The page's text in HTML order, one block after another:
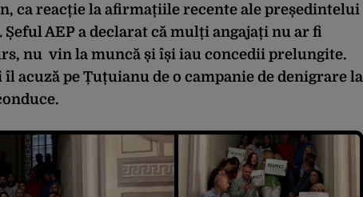
ca reacție la afirmațiile recente ale președintelui
AEP a declarat că mulți angajați nu ar fi
nu vin la muncă și își iau concedii prelungite.
acuză pe Țuțuianu de o campanie de denigrare la